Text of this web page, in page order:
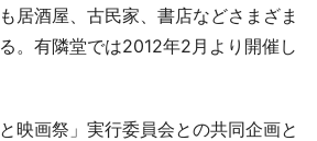
居酒屋、古民家、書店などさまざま
。有隣堂では2012年2月より開催し
映画祭」実行委員会との共同企画と